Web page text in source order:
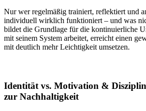
Nur wer regelmäßig trainiert, reflektiert und
individuell wirklich funktioniert – und was
bildet die Grundlage für die kontinuierliche
mit seinem System arbeitet, erreicht einen
mit deutlich mehr Leichtigkeit umsetzen.
Identität vs. Motivation & Disziplin
zur Nachhaltigkeit